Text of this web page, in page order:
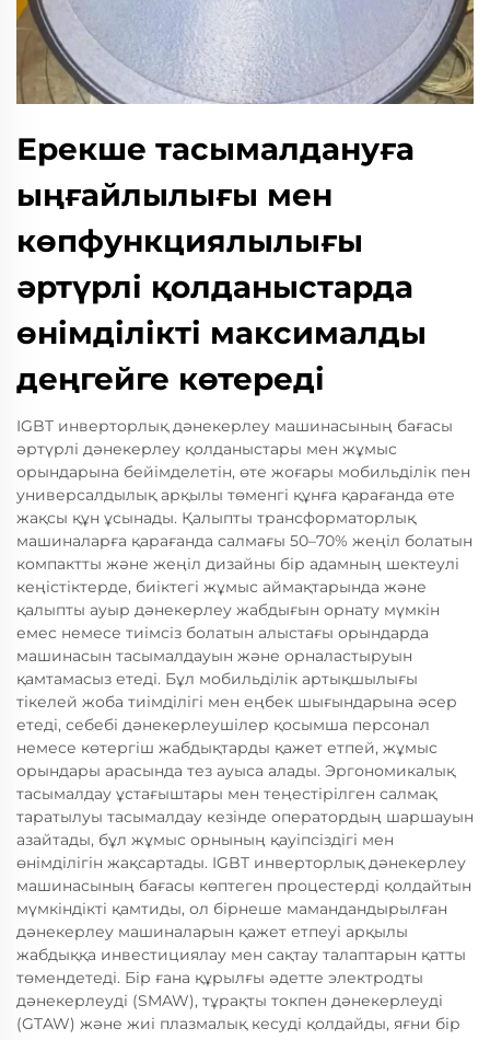
Ерекше тасымалдануға
ыңғайлылығы мен
көпфункциялылығы
әртүрлі қолданыстарда
өнімділікті максималды
деңгейге көтереді
IGBT инверторлық дәнекерлеу машинасының бағасы
әртүрлі дәнекерлеу қолданыстары мен жұмыс
орындарына бейімделетін, өте жоғары мобильділік пен
универсалдылық арқылы төменгі құнға қарағанда өте
жақсы құн ұсынады. Қалыпты трансформаторлық
машиналарға қарағанда салмағы 50–70% жеңіл болатын
компактты және жеңіл дизайны бір адамның шектеулі
кеңістіктерде, биіктегі жұмыс аймақтарында және
қалыпты ауыр дәнекерлеу жабдығын орнату мүмкін
емес немесе тиімсіз болатын алыстағы орындарда
машинасын тасымалдауын және орналастыруын
қамтамасыз етеді. Бұл мобильділік артықшылығы
тікелей жоба тиімділігі мен еңбек шығындарына әсер
етеді, себебі дәнекерлеушілер қосымша персонал
немесе көтергіш жабдықтарды қажет етпей, жұмыс
орындары арасында тез ауыса алады. Эргономикалық
тасымалдау ұстағыштары мен теңестірілген салмақ
таратылуы тасымалдау кезінде оператордың шаршауын
азайтады, бұл жұмыс орнының қауіпсіздігі мен
өнімділігін жақсартады. IGBT инверторлық дәнекерлеу
машинасының бағасы көптеген процестерді қолдайтын
мүмкіндікті қамтиды, ол бірнеше мамандандырылған
дәнекерлеу машиналарын қажет етпеуі арқылы
жабдыққа инвестициялау мен сақтау талаптарын қатты
төмендетеді. Бір ғана құрылғы әдетте электродты
дәнекерлеуді (SMAW), тұрақты токпен дәнекерлеуді
(GTAW) және жиі плазмалық кесуді қолдайды, яғни бір